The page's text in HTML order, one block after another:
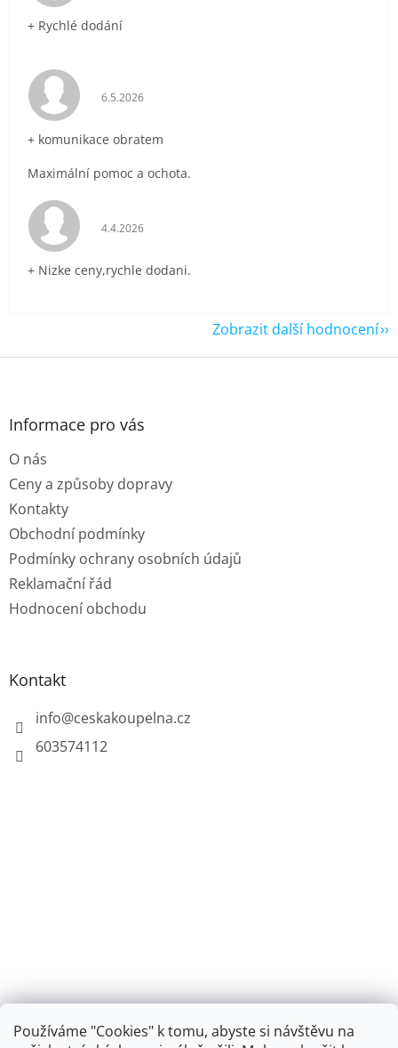
Používáme "Cookies" k tomu, abyste si návštěvu na
+ Rychlé dodání
Hodnocení obchodu je 5 z 5 hvězdiček.
6.5.2026
+ komunikace obratem
Maximální pomoc a ochota.
Hodnocení obchodu je 5 z 5 hvězdiček.
4.4.2026
+ Nizke ceny,rychle dodani.
Zobrazit další hodnocení
Z
Informace pro vás
O nás
Ceny a způsoby dopravy
Kontakty
Obchodní podmínky
Podmínky ochrany osobních údajů
Reklamační řád
Hodnocení obchodu
Kontakt
info@ceskakoupelna.cz
603574112